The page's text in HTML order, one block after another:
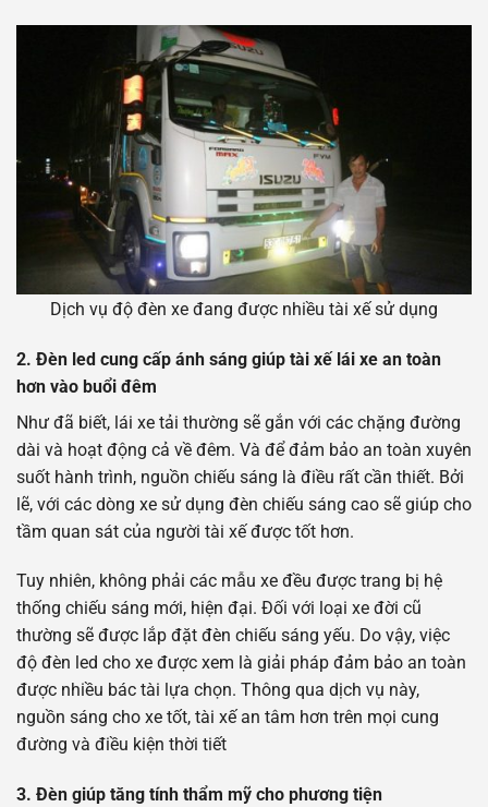
Dịch vụ độ đèn xe đang được nhiều tài xế sử dụng
2. Đèn led cung cấp ánh sáng giúp tài xế lái xe an toàn
hơn vào buổi đêm
Như đã biết, lái xe tải thường sẽ gắn với các chặng đường
dài và hoạt động cả về đêm. Và để đảm bảo an toàn xuyên
suốt hành trình, nguồn chiếu sáng là điều rất cần thiết. Bởi
lẽ, với các dòng xe sử dụng đèn chiếu sáng cao sẽ giúp cho
tầm quan sát của người tài xế được tốt hơn.
Tuy nhiên, không phải các mẫu xe đều được trang bị hệ
thống chiếu sáng mới, hiện đại. Đối với loại xe đời cũ
thường sẽ được lắp đặt đèn chiếu sáng yếu. Do vậy, việc
độ đèn led cho xe được xem là giải pháp đảm bảo an toàn
được nhiều bác tài lựa chọn. Thông qua dịch vụ này,
nguồn sáng cho xe tốt, tài xế an tâm hơn trên mọi cung
đường và điều kiện thời tiết
3. Đèn giúp tăng tính thẩm mỹ cho phương tiện